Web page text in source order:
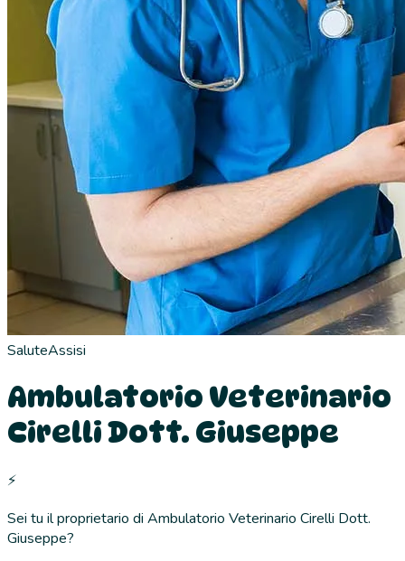
SaluteAssisi
Ambulatorio Veterinario
Cirelli Dott. Giuseppe
⚡
Sei tu il proprietario di Ambulatorio Veterinario Cirelli Dott.
Giuseppe?